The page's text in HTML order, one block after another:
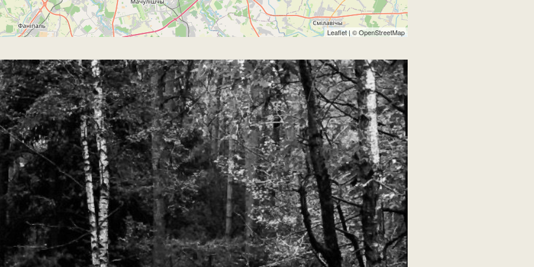
Leaflet | ©OpenStreetMap